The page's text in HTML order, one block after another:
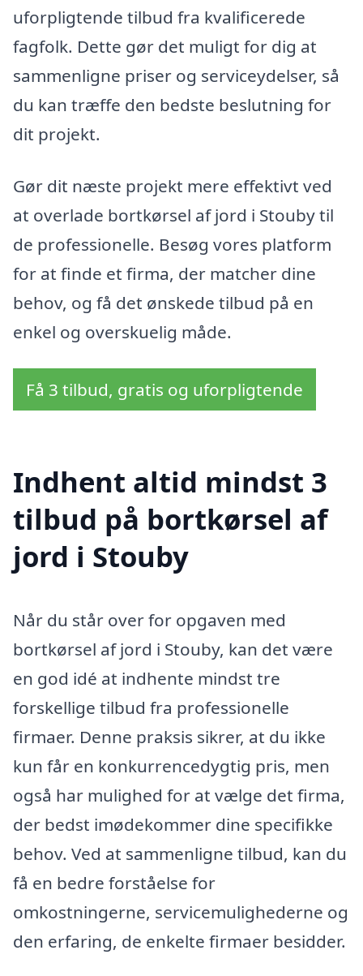
uforpligtende tilbud fra kvalificerede
fagfolk. Dette gør det muligt for dig at
sammenligne priser og serviceydelser, så
du kan træffe den bedste beslutning for
dit projekt.
Gør dit næste projekt mere effektivt ved
at overlade bortkørsel af jord i Stouby til
de professionelle. Besøg vores platform
for at finde et firma, der matcher dine
behov, og få det ønskede tilbud på en
enkel og overskuelig måde.
Få 3 tilbud, gratis og uforpligtende
Indhent altid mindst 3
tilbud på bortkørsel af
jord i Stouby
Når du står over for opgaven med
bortkørsel af jord i Stouby, kan det være
en god idé at indhente mindst tre
forskellige tilbud fra professionelle
firmaer. Denne praksis sikrer, at du ikke
kun får en konkurrencedygtig pris, men
også har mulighed for at vælge det firma,
der bedst imødekommer dine specifikke
behov. Ved at sammenligne tilbud, kan du
få en bedre forståelse for
omkostningerne, servicemulighederne og
den erfaring, de enkelte firmaer besidder.